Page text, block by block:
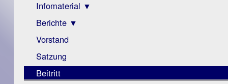
Infomaterial ▼
Visus
Zeitschrift
Monokular
Mac
Instagram-
Berichte ▼
Archiv
Berichte
Vorstand
Satzung
Beitritt